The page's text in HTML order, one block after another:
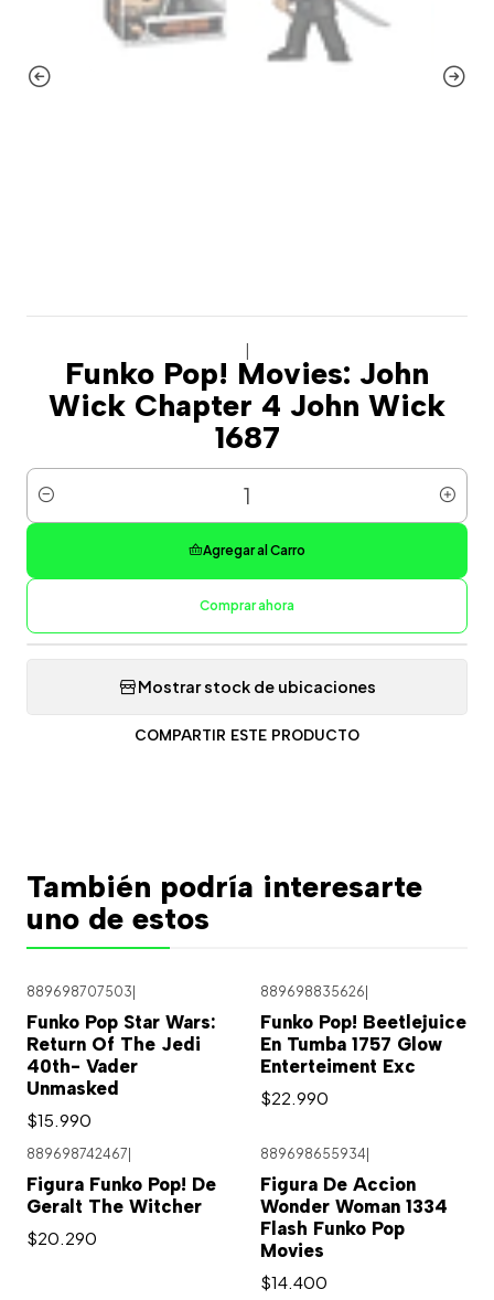
Funko Pop! Movies: John
Wick Chapter 4 John Wick
1687
Cantidad
Agregar al Carro
Comprar ahora
Mostrar stock de ubicaciones
COMPARTIR ESTE PRODUCTO
También podría interesarte
uno de estos
889698707503|
Funko Pop Star Wars:
Return Of The Jedi
40th- Vader
Unmasked
$15.990
889698835626|
Funko Pop! Beetlejuice
En Tumba 1757 Glow
Enterteiment Exc
$22.990
889698742467
Figura Funko Pop! De
Geralt The Witcher
$20.290
889698655934
Figura De Accion
Wonder Woman 1334
Flash Funko Pop
Movies
$14.400